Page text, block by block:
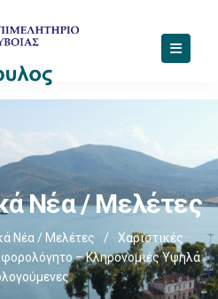
Νέα / Μελέτες
Νέα / Μελέτες /
Χαριστικές
– Κληρονομιές Υψηλά